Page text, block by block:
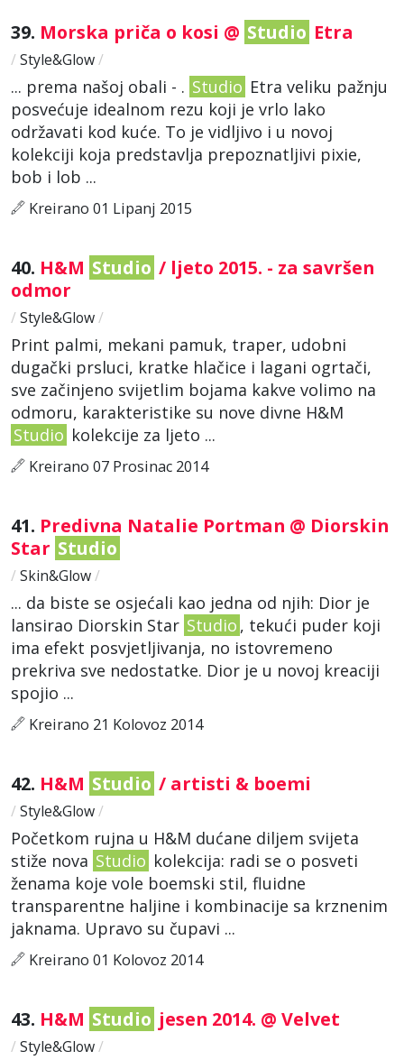
39. Morska priča o kosi @ Studio Etra
/ Style&Glow/
... prema našoj obali - . Studio Etra veliku pažnju
posvećuje idealnom rezu koji je vrlo lako
održavati kod kuće. To je vidljivo i u novoj
kolekciji koja predstavlja prepoznatljivi pixie,
bob i lob ...
Kreirano 01 Lipanj 2015
40. H&M Studio / ljeto 2015. - za savršen
odmor
/ Style&Glow/
Print palmi, mekani pamuk, traper, udobni
dugački prsluci, kratke hlačice i lagani ogrtači,
sve začinjeno svijetlim bojama kakve volimo na
odmoru, karakteristike su nove divne H&M
Studio kolekcije za ljeto ...
Kreirano 07 Prosinac 2014
41. Predivna Natalie Portman @ Diorskin
Star Studio
/ Skin&Glow/
... da biste se osjećali kao jedna od njih: Dior je
lansirao Diorskin Star Studio , tekući puder koji
ima efekt posvjetljivanja, no istovremeno
prekriva sve nedostatke. Dior je u novoj kreaciji
spojio ...
Kreirano 21 Kolovoz 2014
42. H&M Studio / artisti & boemi
/ Style&Glow/
Početkom rujna u H&M dućane diljem svijeta
stiže nova Studio kolekcija: radi se o posveti
ženama koje vole boemski stil, fluidne
transparentne haljine i kombinacije sa krznenim
jaknama. Upravo su čupavi ...
Kreirano 01 Kolovoz 2014
43. H&M Studio jesen 2014. @ Velvet
/ Style&Glow/